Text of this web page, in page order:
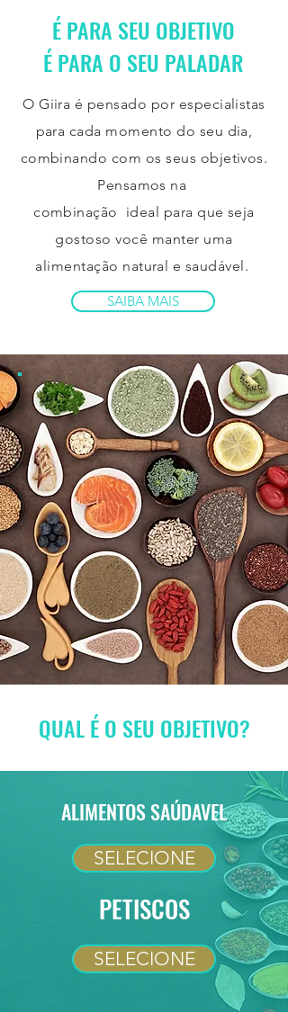
É PARA SEU OBJETIVO
É PARA O SEU PALADAR
O Giira é pensado por especialistas
para cada momento do seu dia,
combinando com os seus objetivos.
Pensamos na
combinação ideal para que seja
gostoso você manter uma
alimentação natural e saudável.
SAIBA MAIS
QUAL É O SEU OBJETIVO?
ALIMENTOS SAÚDAVEL
SELECIONE
PETISCOS
SELECIONE